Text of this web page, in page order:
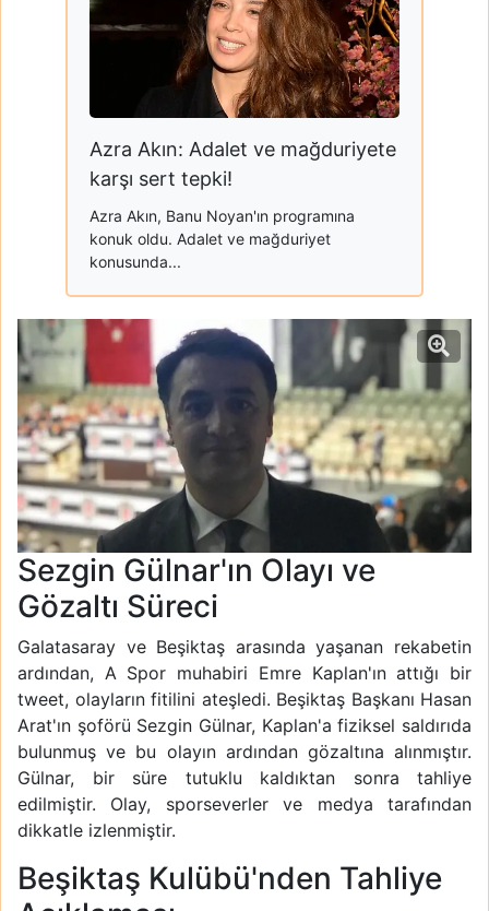
Azra Akın: Adalet ve mağduriyete
karşı sert tepki!
Azra Akın, Banu Noyan'ın programına
konuk oldu. Adalet ve mağduriyet
konusunda...
Sezgin Gülnar'ın Olayı ve
Gözaltı Süreci
Galatasaray ve Beşiktaş arasında yaşanan rekabetin
ardından, A Spor muhabiri Emre Kaplan'ın attığı bir
tweet, olayların fitilini ateşledi. Beşiktaş Başkanı Hasan
Arat'ın şoförü Sezgin Gülnar, Kaplan'a fiziksel saldırıda
bulunmuş ve bu olayın ardından gözaltına alınmıştır.
Gülnar, bir süre tutuklu kaldıktan sonra tahliye
edilmiştir. Olay, sporseverler ve medya tarafından
dikkatle izlenmiştir.
Beşiktaş Kulübü'nden Tahliye